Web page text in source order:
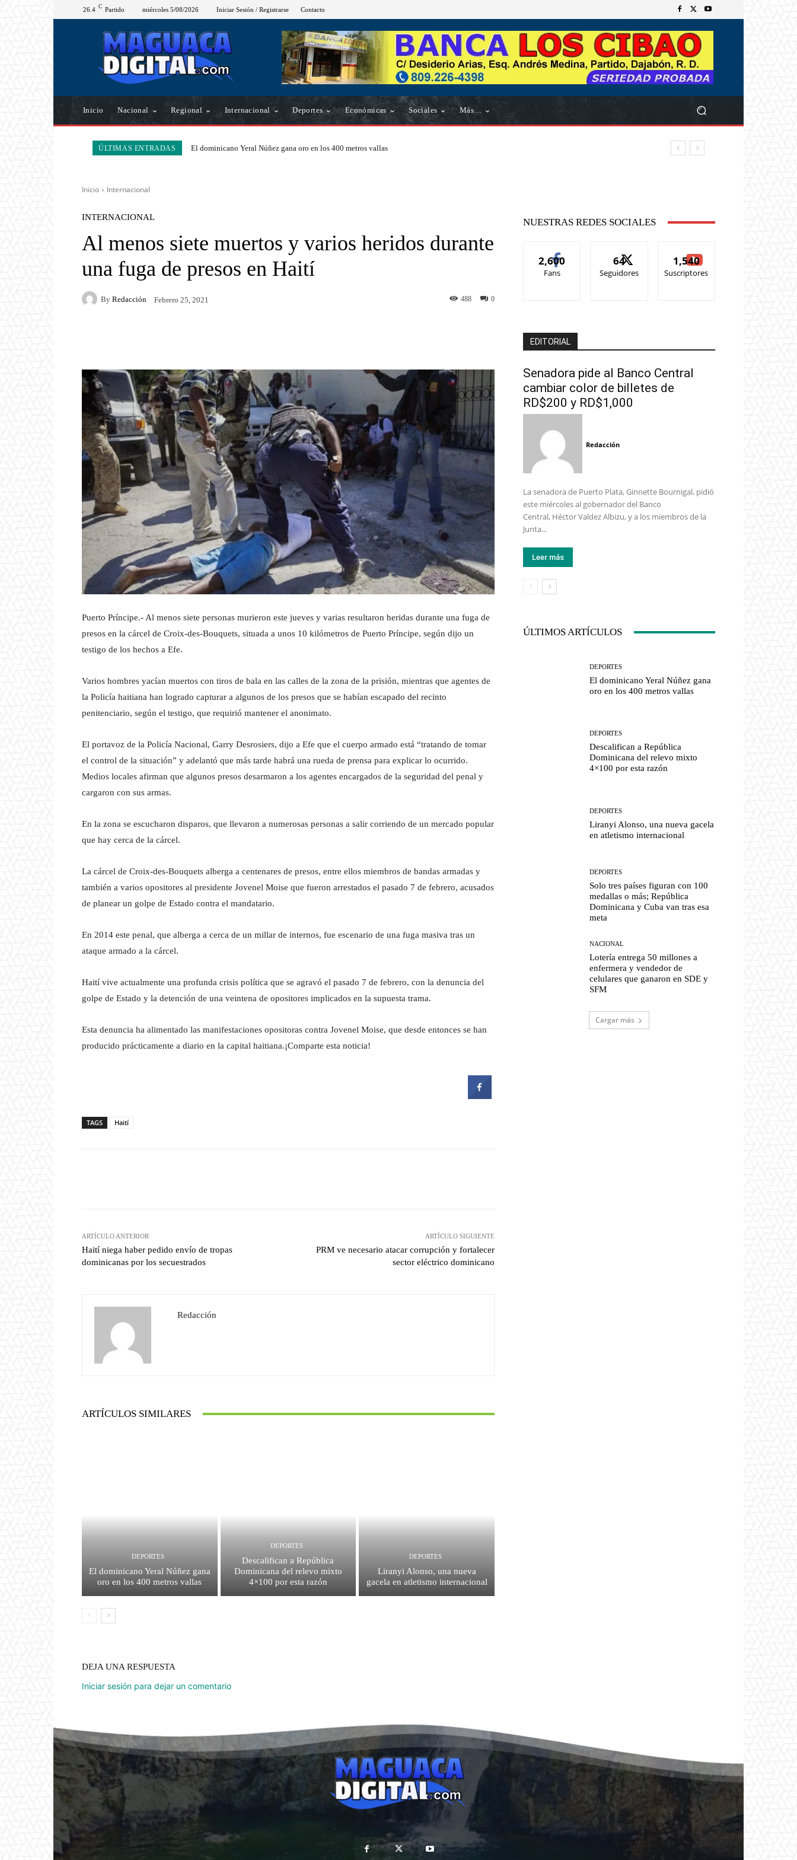
26.4 C Partido miércoles 5/08/2026 Iniciar Sesión / Registrarse Contacto
Inicio Nacional Regional Internacional Deportes Económicas Sociales Más…
ÚLTIMAS ENTRADAS El dominicano Yeral Núñez gana oro en los 400 metros vallas
Inicio Internacional
INTERNACIONAL
Al menos siete muertos y varios heridos durante
una fuga de presos en Haití
By Redacción Febrero 25, 2021 0
488
Puerto Príncipe.- Al menos siete personas murieron este jueves y varias resultaron heridas durante una fuga de
presos en la cárcel de Croix-des-Bouquets, situada a unos 10 kilómetros de Puerto Príncipe, según dijo un
testigo de los hechos a Efe.
Varios hombres yacían muertos con tiros de bala en las calles de la zona de la prisión, mientras que agentes de
la Policía haitiana han logrado capturar a algunos de los presos que se habían escapado del recinto
penitenciario, según el testigo, que requirió mantener el anonimato.
El portavoz de la Policía Nacional, Garry Desrosiers, dijo a Efe que el cuerpo armado está “tratando de tomar
el control de la situación” y adelantó que más tarde habrá una rueda de prensa para explicar lo ocurrido.
Medios locales afirman que algunos presos desarmaron a los agentes encargados de la seguridad del penal y
cargaron con sus armas.
En la zona se escucharon disparos, que llevaron a numerosas personas a salir corriendo de un mercado popular
que hay cerca de la cárcel.
La cárcel de Croix-des-Bouquets alberga a centenares de presos, entre ellos miembros de bandas armadas y
también a varios opositores al presidente Jovenel Moise que fueron arrestados el pasado 7 de febrero, acusados
de planear un golpe de Estado contra el mandatario.
En 2014 este penal, que alberga a cerca de un millar de internos, fue escenario de una fuga masiva tras un
ataque armado a la cárcel.
Haití vive actualmente una profunda crisis política que se agravó el pasado 7 de febrero, con la denuncia del
golpe de Estado y la detención de una veintena de opositores implicados en la supuesta trama.
Esta denuncia ha alimentado las manifestaciones opositoras contra Jovenel Moise, que desde entonces se han
producido prácticamente a diario en la capital haitiana.¡Comparte esta noticia!
TAGS Haití
ARTÍCULO ANTERIOR
Haití niega haber pedido envío de tropas
dominicanas por los secuestrados
ARTÍCULO SIGUIENTE
PRM ve necesario atacar corrupción y fortalecer
sector eléctrico dominicano
Redacción
ARTÍCULOS SIMILARES
DEPORTES
El dominicano Yeral Núñez gana
oro en los 400 metros vallas
DEPORTES
Descalifican a República
Dominicana del relevo mixto
4×100 por esta razón
DEPORTES
Liranyi Alonso, una nueva
gacela en atletismo internacional
DEJA UNA RESPUESTA
Iniciar sesión para dejar un comentario
NUESTRAS REDES SOCIALES
2,600
Fans
64
Seguidores
1,540
Suscriptores
EDITORIAL
Senadora pide al Banco Central
cambiar color de billetes de
RD$200 y RD$1,000
Redacción
La senadora de Puerto Plata, Ginnette Bournigal, pidió
este miércoles al gobernador del Banco
Central, Héctor Valdez Albizu, y a los miembros de la
Junta...
Leer más
ÚLTIMOS ARTÍCULOS
DEPORTES
El dominicano Yeral Núñez gana
oro en los 400 metros vallas
DEPORTES
Descalifican a República
Dominicana del relevo mixto
4×100 por esta razón
DEPORTES
Liranyi Alonso, una nueva gacela
en atletismo internacional
DEPORTES
Solo tres países figuran con 100
medallas o más; República
Dominicana y Cuba van tras esa
meta
NACIONAL
Lotería entrega 50 millones a
enfermera y vendedor de
celulares que ganaron en SDE y
SFM
Cargar más